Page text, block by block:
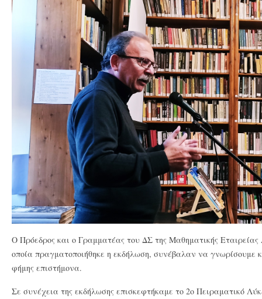
Ο Πρόεδρος και ο Γραμματέας του ΔΣ της Μαθηματικής
οποία πραγματοποιήθηκε η εκδήλωση, συνέβαλαν να γνωρίσουμε
φήμης επιστήμονα.
Σε συνέχεια της εκδήλωσης επισκεφτήκαμε το 2ο Πειραματικό